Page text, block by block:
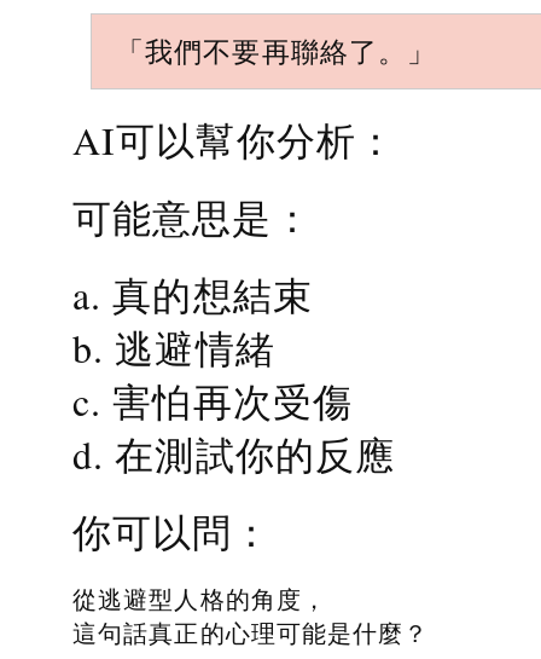
「我們不要再聯絡了。」
AI可以幫你分析：
可能意思是：
a. 真的想結束
b. 逃避情緒
c. 害怕再次受傷
d. 在測試你的反應
你可以問：
從逃避型人格的角度，
這句話真正的心理可能是什麼？